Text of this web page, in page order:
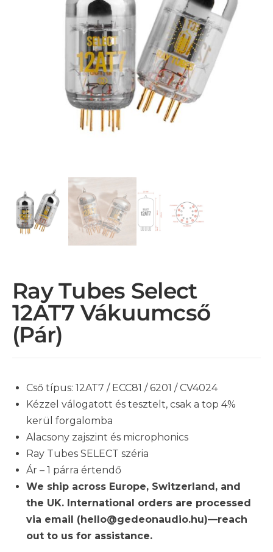
Ray Tubes Select
12AT7 Vákuumcső
(pár)
Cső típus: 12AT7 / ECC81 / 6201 / CV4024
Kézzel válogatott és tesztelt, csak a top 4%
kerül forgalomba
Alacsony zajszint és microphonics
Ray Tubes SELECT széria
Ár – 1 párra értendő
We ship across Europe, Switzerland, and
the UK. International orders are processed
via email (hello@gedeonaudio.hu)—reach
out to us for assistance.